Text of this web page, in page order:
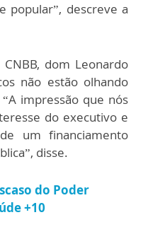
popular”, descreve a
dom Leonardo
não estão olhando
impressão que nós
do executivo e
um financiamento
disse.
do Poder
+10